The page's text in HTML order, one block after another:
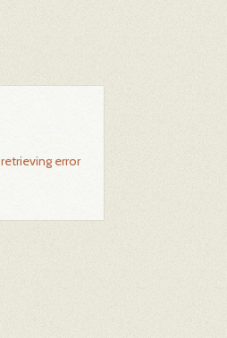
retrieving error